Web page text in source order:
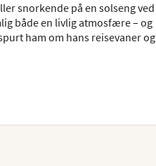
snorkende på en solseng ved
både en livlig atmosfære – og
ham om hans reisevaner og